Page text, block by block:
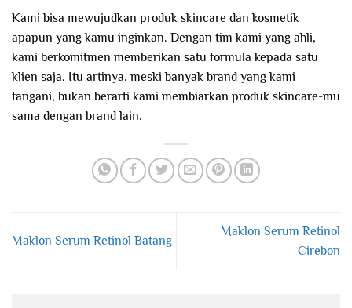
Kami bisa mewujudkan produk skincare dan kosmetik
apapun yang kamu inginkan. Dengan tim kami yang ahli,
kami berkomitmen memberikan satu formula kepada satu
klien saja. Itu artinya, meski banyak brand yang kami
tangani, bukan berarti kami membiarkan produk skincare-mu
sama dengan brand lain.
Maklon Serum Retinol Batang
Maklon Serum Retinol
Cirebon